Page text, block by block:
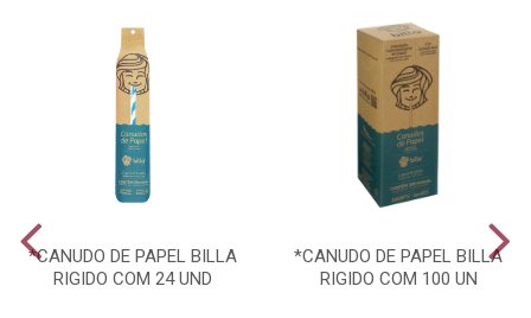
*CANUDO DE PAPEL BILLA
RIGIDO COM 24 UND
*CANUDO DE PAPEL BILLA
RIGIDO COM 100 UN